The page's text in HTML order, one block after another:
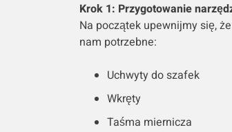
Krok 1: Przygotowanie
Na początek upewnijmy się,
nam potrzebne:
Uchwyty do szafek
Wkręty
Taśma miernicza